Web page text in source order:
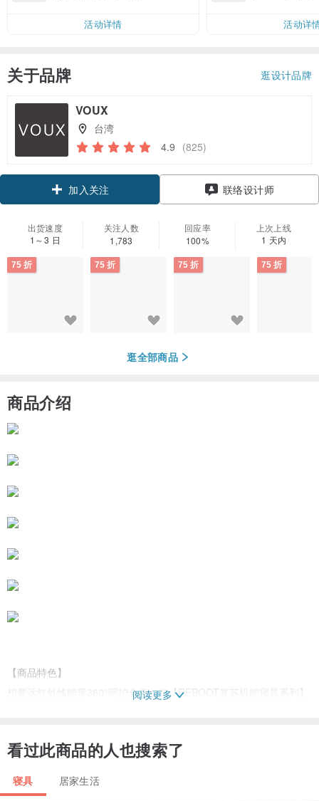
活动详情
活动详
关于品牌 逛设计品牌
VOUX
台湾
4.9 (825)
加入关注 联络设计师
出货速度
1～3 日
关注人数
1,783
回应率
100%
上次上线
1 天内
75 折 75 折 75 折 75 折
逛全部商品
商品介绍
【商品特色】
想要远红外线能量360°呵护全身，非【REBOOT复苏机能寝具系列】
理想的居家生活，将因你的选择逐步实现！
寝具全系列独家采用O2MAX活氧纤维技术，纱线中镶有多种天然矿
阅读更多
看过此商品的人也搜索了
寝具 居家生活